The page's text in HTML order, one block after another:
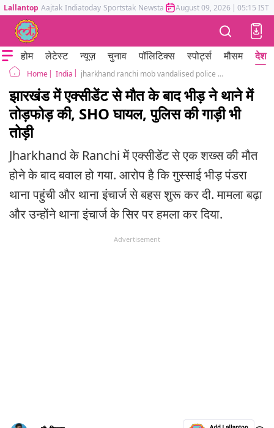
Lallantop Aajtak Indiatoday Sportstak Newstak Mumbai Tak Astrotak
August 09, 2026 | 05:15 IST
होम लेटेस्ट न्यूज़ चुनाव पॉलिटिक्स स्पोर्ट्स मौसम देश
Home India jharkhand ranchi mob vandalised police station incharge injured damaged vehicle angry over accident death
झारखंड में एक्सीडेंट से मौत के बाद भीड़ ने थाने में
तोड़फोड़ की, SHO घायल, पुलिस की गाड़ी भी
तोड़ी
Jharkhand के Ranchi में एक्सीडेंट से एक शख्स की मौत
होने के बाद बवाल हो गया. आरोप है कि गुस्साई भीड़ पंडरा
थाना पहुंची और थाना इंचार्ज से बहस शुरू कर दी. मामला बढ़ा
और उन्होंने थाना इंचार्ज के सिर पर हमला कर दिया.
Advertisement